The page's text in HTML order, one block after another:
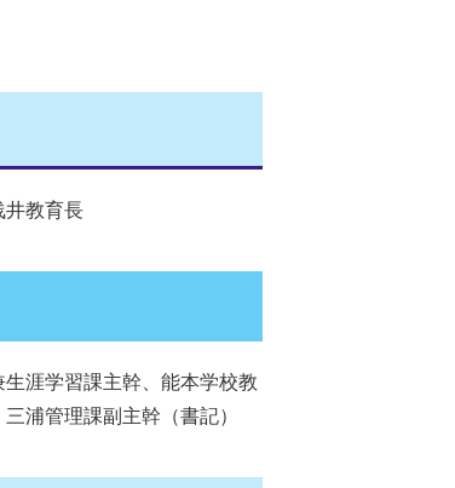
教育長
涯学習課主幹、能本学校教
浦管理課副主幹（書記）